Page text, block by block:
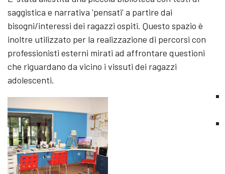
saggistica e narrativa 'pensati' a partire dai
bisogni/interessi dei ragazzi ospiti. Questo spazio è
inoltre utilizzato per la realizzazione di percorsi con
professionisti esterni mirati ad affrontare questioni
che riguardano da vicino i vissuti dei ragazzi
adolescenti.